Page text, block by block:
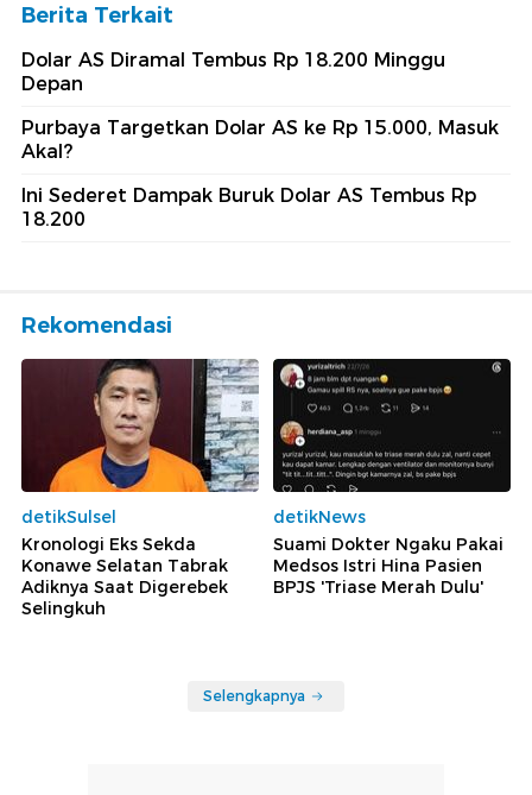
Berita Terkait
Dolar AS Diramal Tembus Rp 18.200 Minggu
Depan
Purbaya Targetkan Dolar AS ke Rp 15.000, Masuk
Akal?
Ini Sederet Dampak Buruk Dolar AS Tembus Rp
18.200
Rekomendasi
detikSulsel
Kronologi Eks Sekda
Konawe Selatan Tabrak
Adiknya Saat Digerebek
Selingkuh
detikNews
Suami Dokter Ngaku Pakai
Medsos Istri Hina Pasien
BPJS 'Triase Merah Dulu'
Selengkapnya